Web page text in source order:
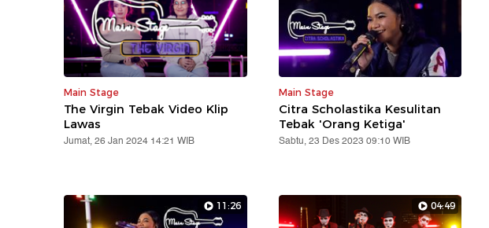
Main Stage
The Virgin Tebak Video Klip
Lawas
Jumat, 26 Jan 2024 14:21 WIB
Main Stage
Citra Scholastika Kesulitan
Tebak 'Orang Ketiga'
Sabtu, 23 Des 2023 09:10 WIB
11:26 04:49